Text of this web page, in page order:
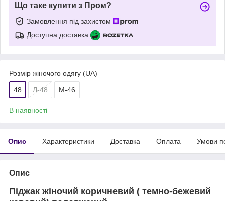
Що таке купити з Пром?
Замовлення під захистом
Доступна доставка
Розмір жіночого одягу (UA)
48 Л-48 М-46
В наявності
Опис Характеристики Доставка Оплата Умови
Опис
Піджак жіночий коричневий ( темно-бежевий